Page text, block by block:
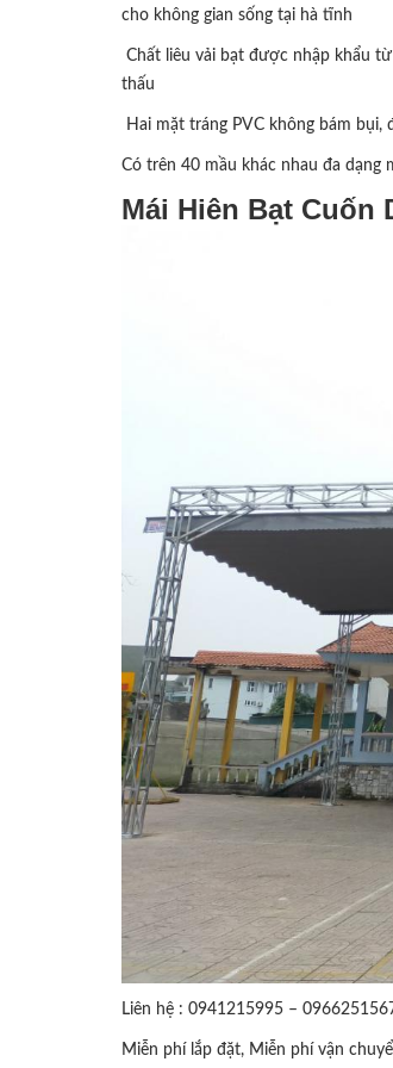
cho không gian sống tại hà tĩnh
Chất liêu vải bạt được nhập khẩu
thấu
Hai mặt tráng PVC không bám bụi,
Có trên 40 mầu khác nhau đa dạng
Mái Hiên Bạt Cuốn
Liên hệ : 0941215995 –
Miễn phí lắp đặt, Miễn phí vận